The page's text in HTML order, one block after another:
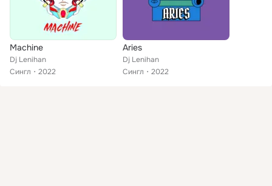
Machine
Dj Lenihan
Сингл
2022
Aries
Dj Lenihan
Сингл
2022